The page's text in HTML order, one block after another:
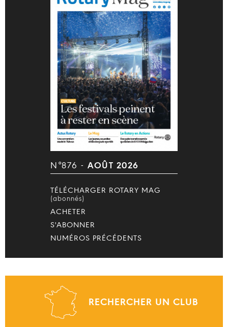
N°876 - AOÛT 2026
TÉLÉCHARGER ROTARY MAG
(abonnés)
ACHETER
S'ABONNER
NUMÉROS PRÉCÉDENTS
RECHERCHER UN CLUB